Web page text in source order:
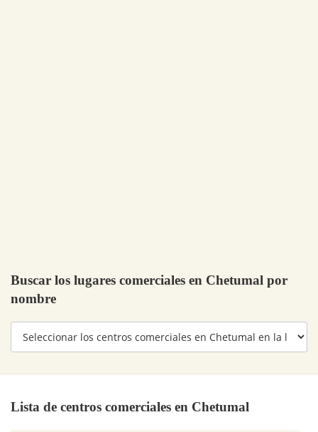
Buscar los lugares comerciales en Chetumal por
nombre
Lista de centros comerciales en Chetumal